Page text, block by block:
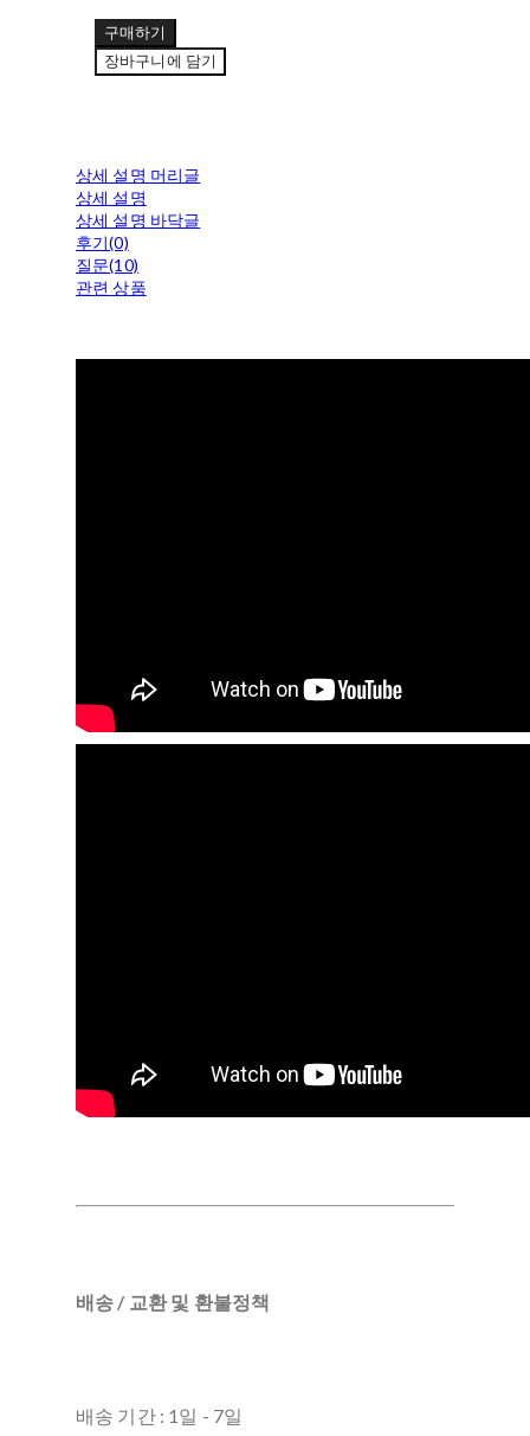
구매하기
장바구니에 담기
상세 설명 머리글
상세 설명
상세 설명 바닥글
후기(0)
질문(10)
관련 상품
배송 / 교환 및 환불정책
배송 기간 : 1일 - 7일